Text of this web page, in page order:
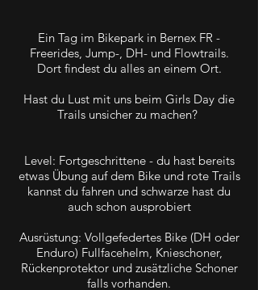
Ein Tag im Bikepark in Bernex FR -
Freerides, Jump-, DH- und Flowtrails.
Dort findest du alles an einem Ort.
Hast du Lust mit uns beim Girls Day die
Trails unsicher zu machen?
Level: Fortgeschrittene - du hast bereits
etwas Übung auf dem Bike und rote Trails
kannst du fahren und schwarze hast du
auch schon ausprobiert
Ausrüstung: Vollgefedertes Bike (DH oder
Enduro) Fullfacehelm, Knieschoner,
Rückenprotektor und zusätzliche Schoner
falls vorhanden.